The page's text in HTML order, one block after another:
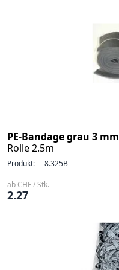
PE-Bandage grau 3 mm
Rolle 2.5m
Produkt: 8.325B
ab CHF / Stk.
2.27